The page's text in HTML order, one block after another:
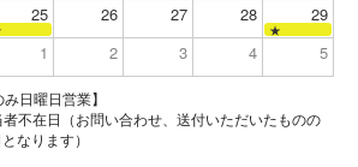
25 26 27 28 29
★
1 2 3 4 5
手筋店のみ日曜日営業】
不在日（お問い合わせ、送付いただいたものの
なります）